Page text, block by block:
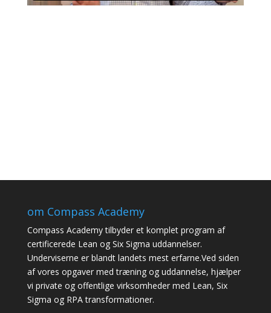
om Compass Academy
Compass Academy tilbyder et komplet program af
certificerede Lean og Six Sigma uddannelser.
Underviserne er blandt landets mest erfarne.Ved siden
af vores opgaver med træning og uddannelse, hjælper
vi private og offentlige virksomheder med Lean, Six
Sigma og RPA transformationer.